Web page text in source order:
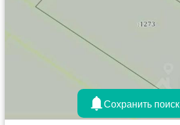
Сохранить поиск